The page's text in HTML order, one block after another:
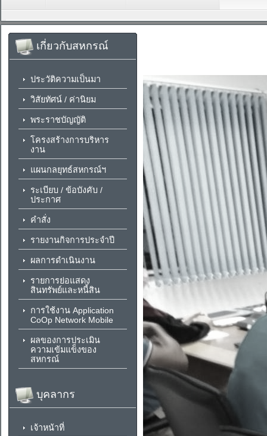
เกี่ยวกับสหกรณ์
ประวัติความเป็นมา
วิสัยทัศน์ / ค่านิยม
พระราชบัญญัติ
โครงสร้างการบริหาร
งาน
แผนกลยุทธ์สหกรณ์ฯ
ระเบียบ / ข้อบังคับ /
ประกาศ
คำสั่ง
รายงานกิจการประจำปี
ผลการดำเนินงาน
รายการย่อแสดง
สินทรัพย์และหนี้สิน
การใช้งาน Application
CoOp Network Mobile
ผลของการประเมิน
ความเข้มแข็งของ
สหกรณ์
บุคลากร
เจ้าหน้าที่